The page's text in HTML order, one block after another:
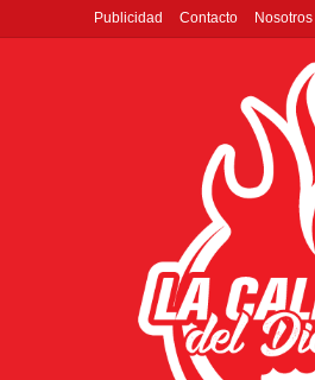
Publicidad Contacto Nosotros